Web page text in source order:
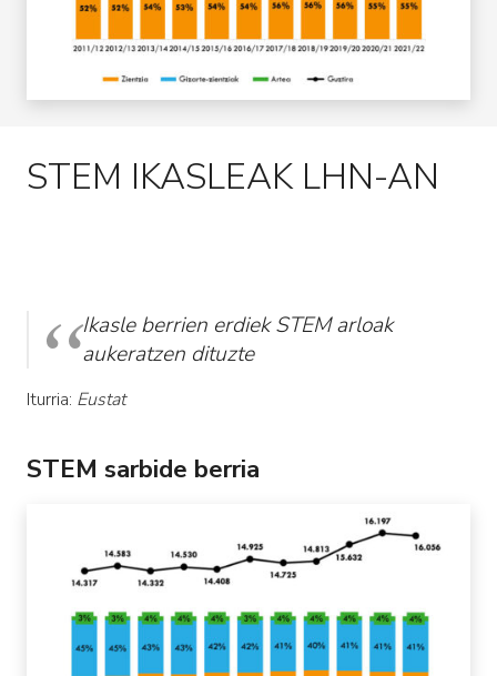
STEM IKASLEAK LHN-AN
Ikasle berrien erdiek STEM arloak
aukeratzen dituzte
Iturria: Eustat
STEM sarbide berria